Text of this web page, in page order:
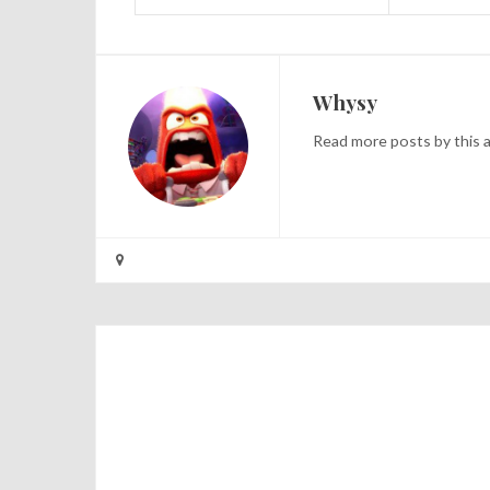
Whysy
Read more posts by this